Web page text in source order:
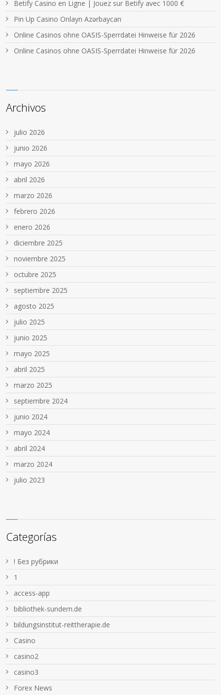
Betify Casino en Ligne | Jouez sur Betify avec 1000 €
Pin Up Casino Onlayn Azərbaycan
Online Casinos ohne OASIS-Sperrdatei Hinweise für 2026
Online Casinos ohne OASIS-Sperrdatei Hinweise für 2026
Archivos
julio 2026
junio 2026
mayo 2026
abril 2026
marzo 2026
febrero 2026
enero 2026
diciembre 2025
noviembre 2025
octubre 2025
septiembre 2025
agosto 2025
julio 2025
junio 2025
mayo 2025
abril 2025
marzo 2025
septiembre 2024
junio 2024
mayo 2024
abril 2024
marzo 2024
julio 2023
Categorías
! Без рубрики
1
access-app
bibliothek-sundern.de
bildungsinstitut-reittherapie.de
Casino
casino2
casino3
Forex News